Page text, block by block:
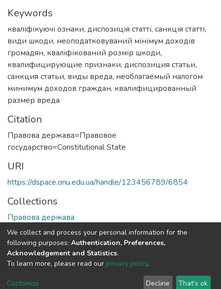
Keywords
кваліфікуючі ознаки, диспозиція статті, санкція статті,
види шкоди, неоподатковуваний мінімум доходів
громадян, кваліфікований розмір шкоди,
квалифицирующие признаки, диспозиция статьи,
санкция статьи, виды вреда, необлагаемый налогом
минимум доходов граждан, квалифицированный
размер вреда
Citation
Правова держава=Правовое
государство=Сonstitutional State
URI
https://dspace.onu.edu.ua/handle/123456789/6854
Collections
Правова держава
Full item page
DSpace software copyright © 2009-2026
Cookie
End User
Send
We collect and process your personal information for the
following purposes: Authentication, Preferences,
Acknowledgement and Statistics.
To learn more, please read our privacy policy.
Customize Decline That's ok